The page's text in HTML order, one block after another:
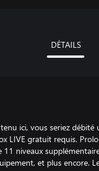
DÉTAILS
ici, vous seriez débité
LIVE gratuit requis.
niveaux
et plus encore.